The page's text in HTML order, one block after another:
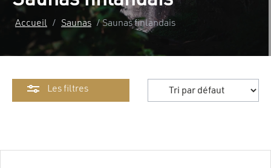
Accueil / Saunas / Saunas finlandais
Les filtres